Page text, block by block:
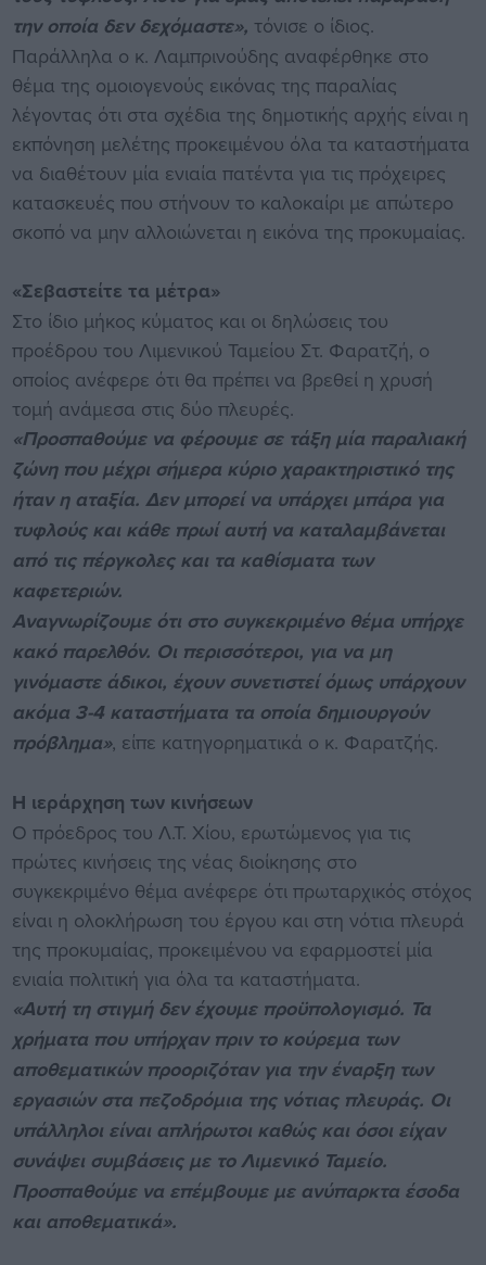
την οποία δεν δεχόμαστε», τόνισε ο ίδιος.
Παράλληλα ο κ. Λαμπρινούδης αναφέρθηκε στο
θέμα της ομοιογενούς εικόνας της παραλίας
λέγοντας ότι στα σχέδια της δημοτικής αρχής είναι η
εκπόνηση μελέτης προκειμένου όλα τα καταστήματα
να διαθέτουν μία ενιαία πατέντα για τις πρόχειρες
κατασκευές που στήνουν το καλοκαίρι με απώτερο
σκοπό να μην αλλοιώνεται η εικόνα της προκυμαίας.
«Σεβαστείτε τα μέτρα»
Στο ίδιο μήκος κύματος και οι δηλώσεις του
προέδρου του Λιμενικού Ταμείου Στ. Φαρατζή, ο
οποίος ανέφερε ότι θα πρέπει να βρεθεί η χρυσή
τομή ανάμεσα στις δύο πλευρές.
«Προσπαθούμε να φέρουμε σε τάξη μία παραλιακή
ζώνη που μέχρι σήμερα κύριο χαρακτηριστικό της
ήταν η αταξία. Δεν μπορεί να υπάρχει μπάρα για
τυφλούς και κάθε πρωί αυτή να καταλαμβάνεται
από τις πέργκολες και τα καθίσματα των
καφετεριών.
Αναγνωρίζουμε ότι στο συγκεκριμένο θέμα υπήρχε
κακό παρελθόν. Οι περισσότεροι, για να μη
γινόμαστε άδικοι, έχουν συνετιστεί όμως υπάρχουν
ακόμα 3-4 καταστήματα τα οποία δημιουργούν
πρόβλημα», είπε κατηγορηματικά ο κ. Φαρατζής.
Η ιεράρχηση των κινήσεων
Ο πρόεδρος του Λ.Τ. Χίου, ερωτώμενος για τις
πρώτες κινήσεις της νέας διοίκησης στο
συγκεκριμένο θέμα ανέφερε ότι πρωταρχικός στόχος
είναι η ολοκλήρωση του έργου και στη νότια πλευρά
της προκυμαίας, προκειμένου να εφαρμοστεί μία
ενιαία πολιτική για όλα τα καταστήματα.
«Αυτή τη στιγμή δεν έχουμε προϋπολογισμό. Τα
χρήματα που υπήρχαν πριν το κούρεμα των
αποθεματικών προοριζόταν για την έναρξη των
εργασιών στα πεζοδρόμια της νότιας πλευράς. Οι
υπάλληλοι είναι απλήρωτοι καθώς και όσοι είχαν
συνάψει συμβάσεις με το Λιμενικό Ταμείο.
Προσπαθούμε να επέμβουμε με ανύπαρκτα έσοδα
και αποθεματικά».